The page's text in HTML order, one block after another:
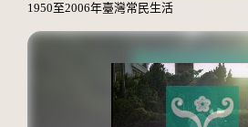
1950至2006年臺灣常民生活